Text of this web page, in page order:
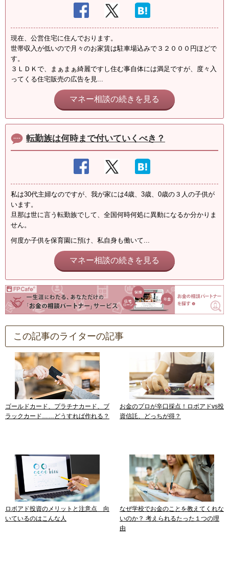
現在、公営住宅に住んでおります。
世帯収入が低いので月々のお家賃は駐車場込みで３２０００円ほどで
す。
３ＬＤＫで、まぁまぁ綺麗ですし住む事自体には満足ですが、度々入
ってくる住宅販売の広告を見...
マネー相談の続きを見る
転勤族は何時まで付いていくべき？
私は30代主婦なのですが、我が家には4歳、3歳、0歳の３人の子供が
います。
旦那は世に言う転勤族でして、全国何時何処に異動になるか分かりま
せん。
何度か子供を保育園に預け、私自身も働いて...
マネー相談の続きを見る
この記事のライターの記事
ゴールドカード、プラチナカード、ブ
ラックカード……どうすれば作れる？
お金のプロが辛口採点！ロボアドvs投
資信託、どっちが得？
ロボアド投資のメリットと注意点 向
いているのはこんな人
なぜ学校でお金のことを教えてくれな
いのか？ 考えられるたった１つの理
由